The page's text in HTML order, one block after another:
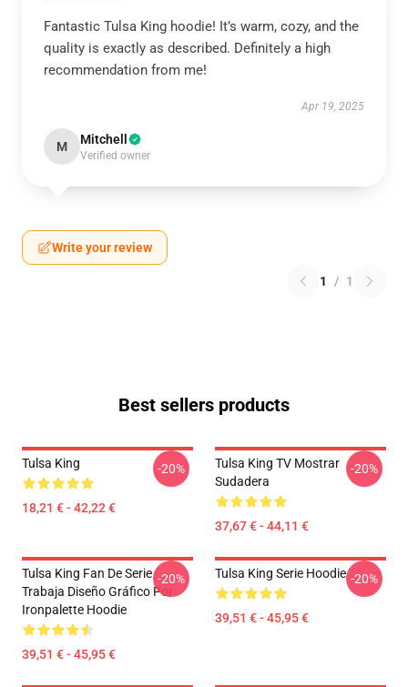
Fantastic Tulsa King hoodie! It’s warm, cozy, and the
quality is exactly as described. Definitely a high
recommendation from me!
Apr 19, 2025
M Mitchell
Verified owner
Write your review
1 / 1
Best sellers products
Tulsa King
18,21 € - 42,22 €
-20%
Tulsa King TV Mostrar
Sudadera
37,67 € - 44,11 €
-20%
Tulsa King Fan De Serie
Trabaja Diseño Gráfico Por
Ironpalette Hoodie
39,51 € - 45,95 €
-20% Tulsa King Serie Hoodie
39,51 € - 45,95 €
-20%